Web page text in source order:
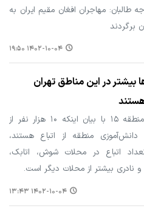
طالبان: مهاجران افغان مقیم ایران به
برگردند
۱۴۰۲-۱۰-۰۴ ۱۹:۵۰
بیشتر در این مناطق تهران
شهردار منطقه ۱۵ با بیان اینکه ۱۰ هزار نفر از
منطقه از اتباع هستند،
اتباع در محلات شوش، اتابک،
نادری بیشتر از محلات دیگر است.
۱۴۰۲-۱۰-۰۴ ۱۳:۴۳